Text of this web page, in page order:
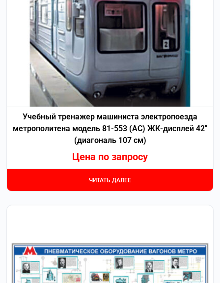
Учебный тренажер машиниста электропоезда
метрополитена модель 81-553 (АС) ЖК-дисплей 42″
(диагональ 107 см)
Цена по запросу
ЧИТАТЬ ДАЛЕЕ